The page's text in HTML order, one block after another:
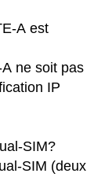
A est
ne soit pas
IP
SIM?
SIM (deux